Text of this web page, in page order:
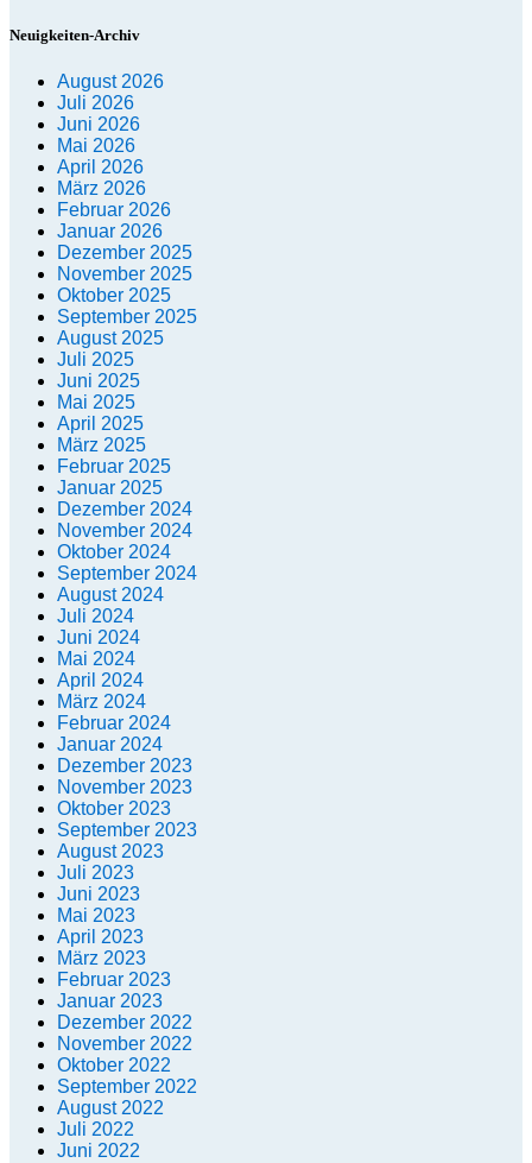
Neuigkeiten-Archiv
August 2026
Juli 2026
Juni 2026
Mai 2026
April 2026
März 2026
Februar 2026
Januar 2026
Dezember 2025
November 2025
Oktober 2025
September 2025
August 2025
Juli 2025
Juni 2025
Mai 2025
April 2025
März 2025
Februar 2025
Januar 2025
Dezember 2024
November 2024
Oktober 2024
September 2024
August 2024
Juli 2024
Juni 2024
Mai 2024
April 2024
März 2024
Februar 2024
Januar 2024
Dezember 2023
November 2023
Oktober 2023
September 2023
August 2023
Juli 2023
Juni 2023
Mai 2023
April 2023
März 2023
Februar 2023
Januar 2023
Dezember 2022
November 2022
Oktober 2022
September 2022
August 2022
Juli 2022
Juni 2022